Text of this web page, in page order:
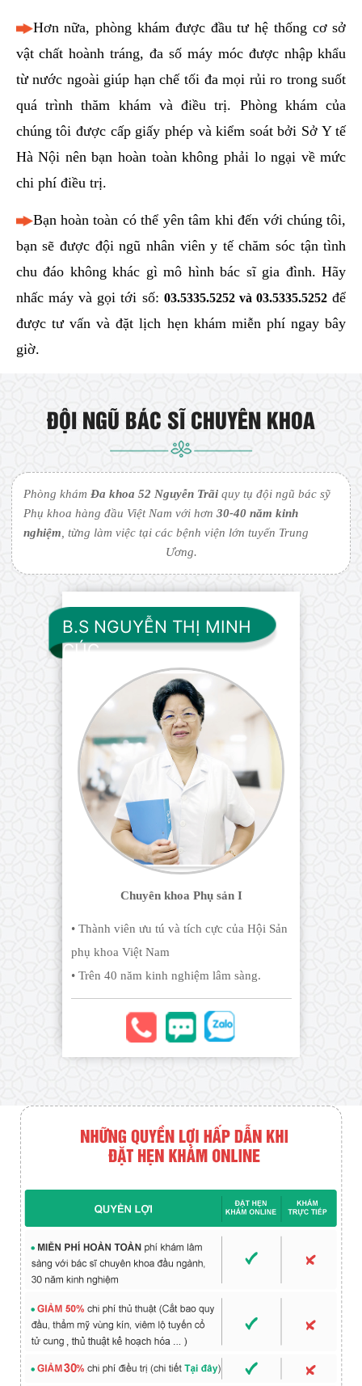
Hơn nữa, phòng khám được đầu tư hệ thống cơ sở
vật chất hoành tráng, đa số máy móc được nhập khẩu
từ nước ngoài giúp hạn chế tối đa mọi rủi ro trong suốt
quá trình thăm khám và điều trị. Phòng khám của
chúng tôi được cấp giấy phép và kiểm soát bởi Sở Y tế
Hà Nội nên bạn hoàn toàn không phải lo ngại về mức
chi phí điều trị.
Bạn hoàn toàn có thể yên tâm khi đến với chúng tôi,
bạn sẽ được đội ngũ nhân viên y tế chăm sóc tận tình
chu đáo không khác gì mô hình bác sĩ gia đình. Hãy
nhấc máy và gọi tới số: 03.5335.5252và03.5335.5252 để
được tư vấn và đặt lịch hẹn khám miễn phí ngay bây
giờ.
ĐỘI NGŨ BÁC SĨ CHUYÊN KHOA
Phòng khámĐa khoa 52 Nguyễn Trãi quy tụ đội ngũ bác sỹ
Phụ khoa hàng đầu Việt Nam với hơn30-40 năm kinh
nghiệm , từng làm việc tại các bệnh viện lớn tuyến Trung
Ương.
B.S NGUYỄN THỊ MINH
CÚC
Chuyên khoa Phụ sản I
• Thành viên ưu tú và tích cực của Hội Sản
phụ khoa Việt Nam
• Trên 40 năm kinh nghiệm lâm sàng.